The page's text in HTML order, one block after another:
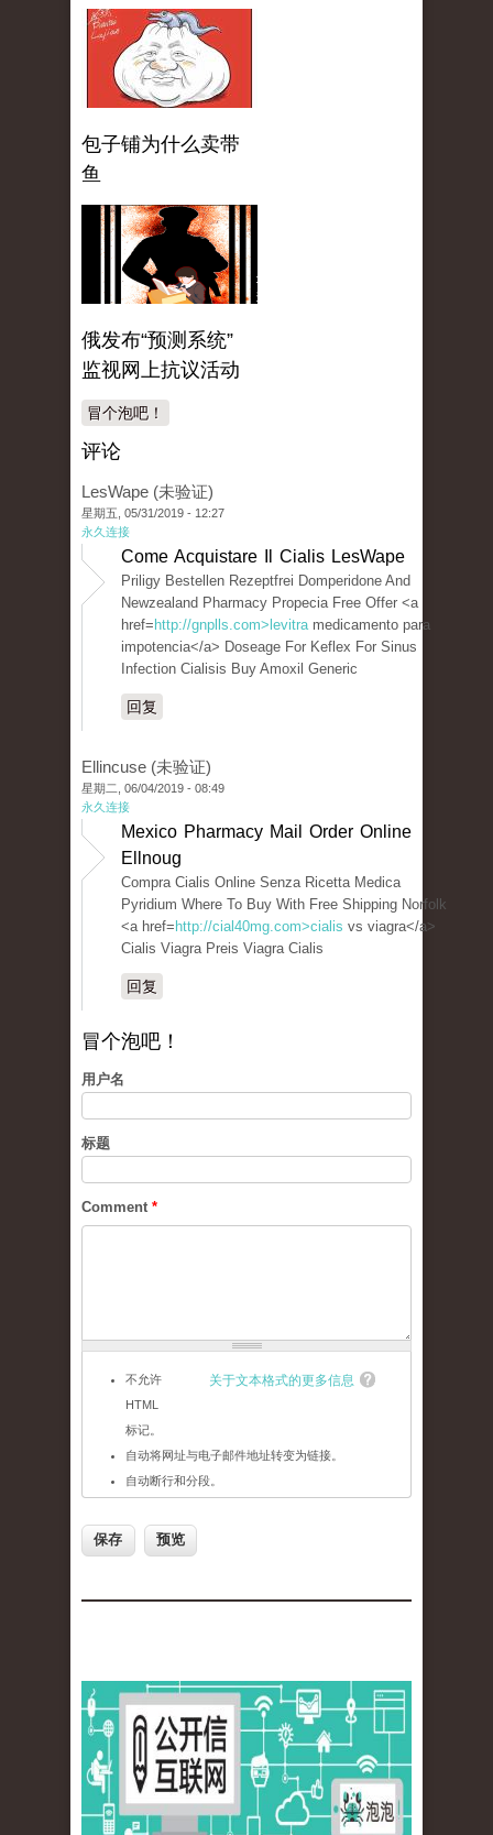
包子铺为什么卖带
鱼
俄发布“预测系统”
监视网上抗议活动
冒个泡吧！
评论
LesWape (未验证)
星期五, 05/31/2019 - 12:27
永久连接
Come Acquistare Il Cialis LesWape
Priligy Bestellen Rezeptfrei Domperidone And
Newzealand Pharmacy Propecia Free Offer <a
href= http://gnplls.com>levitramedicamento para
impotencia</a> Doseage For Keflex For Sinus
Infection Cialisis Buy Amoxil Generic
回复
Ellincuse (未验证)
星期二, 06/04/2019 - 08:49
永久连接
Mexico Pharmacy Mail Order Online
Ellnoug
Compra Cialis Online Senza Ricetta Medica
Pyridium Where To Buy With Free Shipping Norfolk
<a href= http://cial40mg.com>cialis vs viagra</a>
Cialis Viagra Preis Viagra Cialis
回复
冒个泡吧！
用户名
标题
Comment *
关于文本格式的更多信息
不允许
HTML
标记。
自动将网址与电子邮件地址转变为链接。
自动断行和分段。